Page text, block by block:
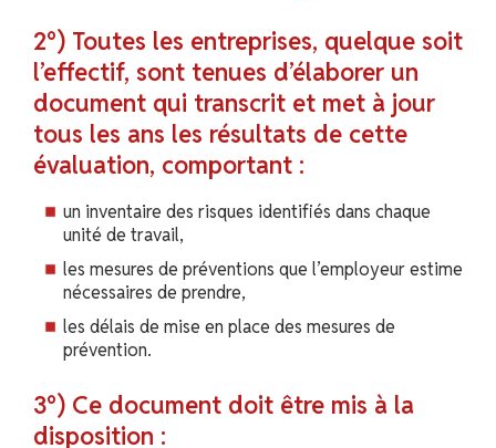
2°) Toutes les entreprises, quelque soit
l’effectif, sont tenues d’élaborer un
document qui transcrit et met à jour
tous les ans les résultats de cette
évaluation, comportant :
un inventaire des risques identifiés dans chaque
unité de travail,
les mesures de préventions que l’employeur estime
nécessaires de prendre,
les délais de mise en place des mesures de
prévention.
3°) Ce document doit être mis à la
disposition :